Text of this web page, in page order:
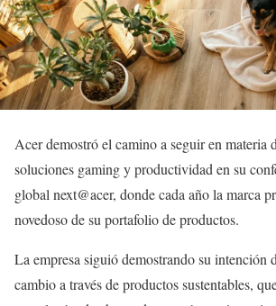
Acer demostró el camino a seguir en materia
soluciones gaming y productividad en su
global next@acer, donde cada año la marca
novedoso de su portafolio de productos.
La empresa siguió demostrando su intención
cambio a través de productos sustentables,